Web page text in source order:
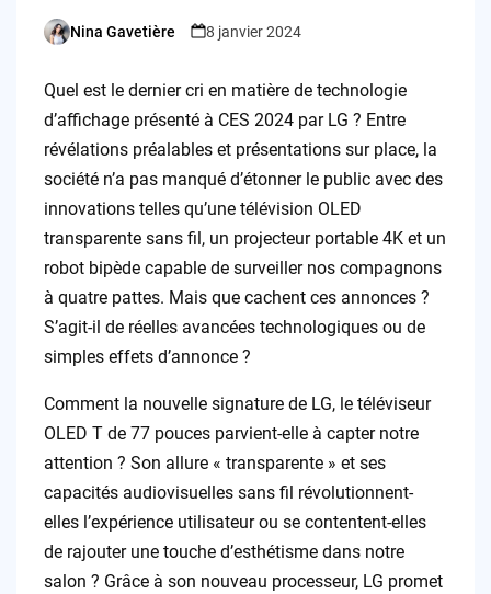
Posted
Nina Gavetière 8 janvier 2024
Quel est le dernier cri en matière de technologie
d’affichage présenté à CES 2024 par LG ? Entre
révélations préalables et présentations sur place, la
société n’a pas manqué d’étonner le public avec des
innovations telles qu’une télévision OLED
transparente sans fil, un projecteur portable 4K et un
robot bipède capable de surveiller nos compagnons
à quatre pattes. Mais que cachent ces annonces ?
S’agit-il de réelles avancées technologiques ou de
simples effets d’annonce ?
Comment la nouvelle signature de LG, le téléviseur
OLED T de 77 pouces parvient-elle à capter notre
attention ? Son allure « transparente » et ses
capacités audiovisuelles sans fil révolutionnent-
elles l’expérience utilisateur ou se contentent-elles
de rajouter une touche d’esthétisme dans notre
salon ? Grâce à son nouveau processeur, LG promet